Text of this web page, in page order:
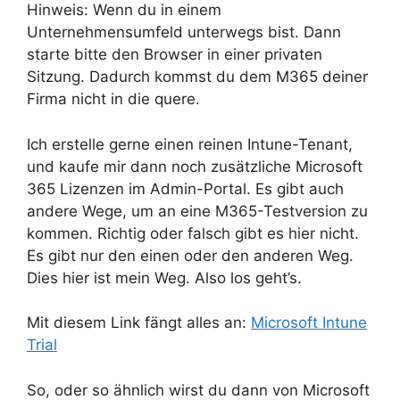
Hinweis: Wenn du in einem
Unternehmensumfeld unterwegs bist. Dann
starte bitte den Browser in einer privaten
Sitzung. Dadurch kommst du dem M365 deiner
Firma nicht in die quere.
Ich erstelle gerne einen reinen Intune-Tenant,
und kaufe mir dann noch zusätzliche Microsoft
365 Lizenzen im Admin-Portal. Es gibt auch
andere Wege, um an eine M365-Testversion zu
kommen. Richtig oder falsch gibt es hier nicht.
Es gibt nur den einen oder den anderen Weg.
Dies hier ist mein Weg. Also los geht’s.
Mit diesem Link fängt alles an: Microsoft Intune
Trial
So, oder so ähnlich wirst du dann von Microsoft